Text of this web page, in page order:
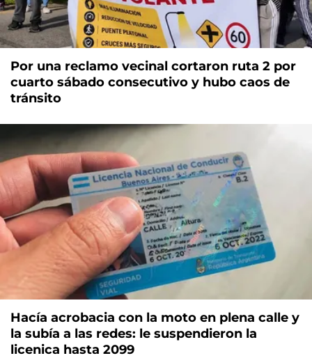
Por una reclamo vecinal cortaron ruta 2 por
cuarto sábado consecutivo y hubo caos de
tránsito
Hacía acrobacia con la moto en plena calle y
la subía a las redes: le suspendieron la
licenica hasta 2099